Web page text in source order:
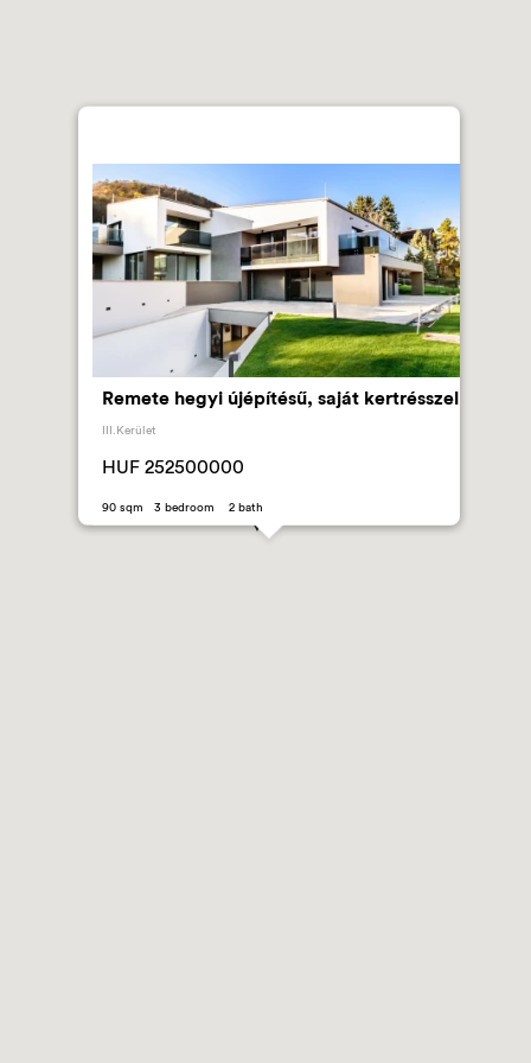
Remete hegyi újépítésű, saját kertrésszel eladó
III.Kerület
HUF 252500000
90 sqm 3 bedroom 2 bath